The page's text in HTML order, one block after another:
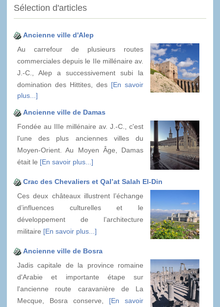
Sélection d'articles
Ancienne ville d'Alep
Au carrefour de plusieurs routes
commerciales depuis le IIe millénaire av.
J.-C., Alep a successivement subi la
domination des Hittites, des [En savoir
plus...]
Ancienne ville de Damas
Fondée au IIIe millénaire av. J.-C., c'est
l'une des plus anciennes villes du
Moyen-Orient. Au Moyen Âge, Damas
était le [En savoir plus...]
Crac des Chevaliers et Qal’at Salah El-Din
Ces deux châteaux illustrent l’échange
d’influences culturelles et le
développement de l’architecture
militaire [En savoir plus...]
Ancienne ville de Bosra
Jadis capitale de la province romaine
d'Arabie et importante étape sur
l'ancienne route caravanière de La
Mecque, Bosra conserve, [En savoir